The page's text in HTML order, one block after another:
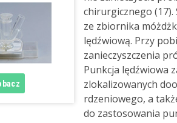
chirurgicznego
ze zbiornika
lędźwiową. Przy
zanieczyszczenia
Punkcja lędźwiowa
zlokalizowanych
rdzeniowego, a
do zastosowania